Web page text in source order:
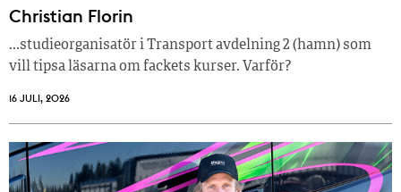
Christian Florin
…studieorganisatör i Transport avdelning 2 (hamn) som
vill tipsa läsarna om fackets kurser. Varför?
16 JULI, 2026